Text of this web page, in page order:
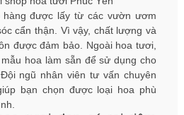
được lấy từ các vườn ươm
cẩn thận. Vì vậy, chất lượng và
được đảm bảo. Ngoài hoa tươi,
hoa làm sẵn để sử dụng cho
ngũ nhân viên tư vấn chuyên
bạn chọn được loại hoa phù